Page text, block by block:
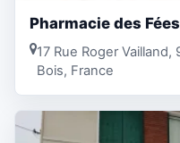
Pharmacie des Fées
17 Rue Roger
Bois, France